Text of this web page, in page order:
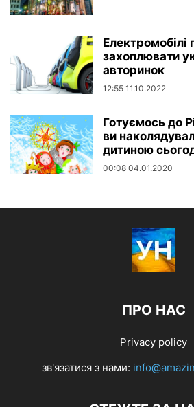
захоплювати
авторинок
12:55 11.10.2022
Готуємось до
ви
дитиною
00:08 04.01.2020
ПРО НАС
Privacy policy
зв'язатися з нами: